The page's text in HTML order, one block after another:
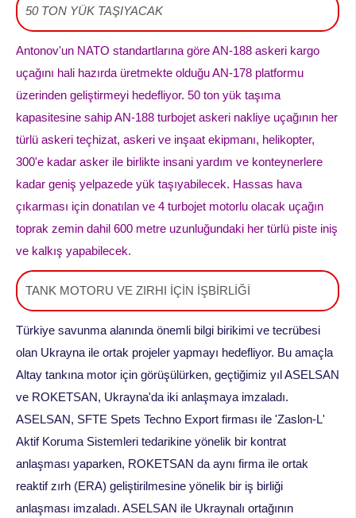
50 TON YÜK TAŞIYACAK
Antonov'un NATO standartlarına göre AN-188 askeri kargo
uçağını hali hazırda üretmekte olduğu AN-178 platformu
üzerinden geliştirmeyi hedefliyor. 50 ton yük taşıma
kapasitesine sahip AN-188 turbojet askeri nakliye uçağının her
türlü askeri teçhizat, askeri ve inşaat ekipmanı, helikopter,
300'e kadar asker ile birlikte insani yardım ve konteynerlere
kadar geniş yelpazede yük taşıyabilecek. Hassas hava
çıkarması için donatılan ve 4 turbojet motorlu olacak uçağın
toprak zemin dahil 600 metre uzunluğundaki her türlü piste iniş
ve kalkış yapabilecek.
TANK MOTORU VE ZIRHI İÇİN İŞBİRLİĞİ
Türkiye savunma alanında önemli bilgi birikimi ve tecrübesi
olan Ukrayna ile ortak projeler yapmayı hedefliyor. Bu amaçla
Altay tankına motor için görüşülürken, geçtiğimiz yıl ASELSAN
ve ROKETSAN, Ukrayna'da iki anlaşmaya imzaladı.
ASELSAN, SFTE Spets Techno Export firması ile 'Zaslon-L'
Aktif Koruma Sistemleri tedarikine yönelik bir kontrat
anlaşması yaparken, ROKETSAN da aynı firma ile ortak
reaktif zırh (ERA) geliştirilmesine yönelik bir iş birliği
anlaşması imzaladı. ASELSAN ile Ukraynalı ortağının